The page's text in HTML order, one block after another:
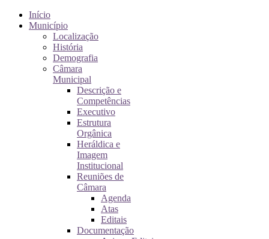
Início
Município
Localização
História
Demografia
Câmara
Municipal
Descrição e
Competências
Executivo
Estrutura
Orgânica
Heráldica e
Imagem
Institucional
Reuniões de
Câmara
Agenda
Atas
Editais
Documentação